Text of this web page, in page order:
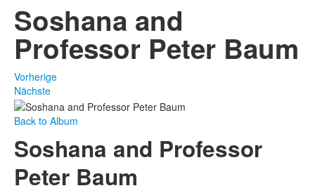
Soshana and
Professor Peter Baum
Vorherige
Nächste
Back to Album
Soshana and Professor
Peter Baum